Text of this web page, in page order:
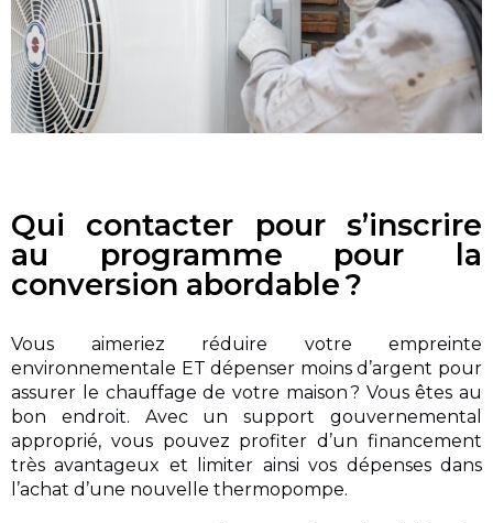
Qui contacter pour s’inscrire
au programme pour la
conversion abordable ?
Vous aimeriez réduire votre empreinte
environnementale ET dépenser moins d’argent pour
assurer le chauffage de votre maison ? Vous êtes au
bon endroit. Avec un support gouvernemental
approprié, vous pouvez profiter d’un financement
très avantageux et limiter ainsi vos dépenses dans
l’achat d’une nouvelle thermopompe.